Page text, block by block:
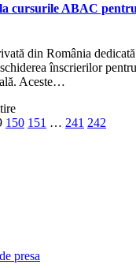
cursurile ABAC
din România
înscrierilor
Aceste…
150 151 … 241 242
presa